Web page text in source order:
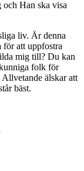
Han ska visa
liv. Är denna
för att uppfostra
mig till? Du kan
folk för
älskar att
bäst.